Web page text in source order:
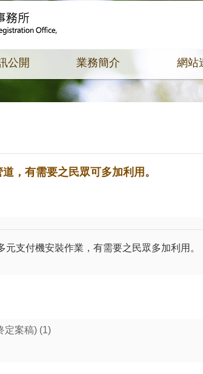
公開 業務簡介 網站
，有需要之民眾可多加利用。
定案稿) (1)